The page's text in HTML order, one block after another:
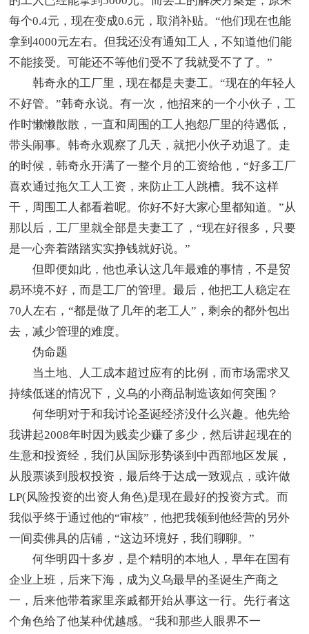
每个0.4元，现在变成0.6元，取消补贴。“他们现在也能
拿到4000元左右。但我还没有通知工人，不知道他们能
不能接受。可能还不等他们受不了我就受不了了。”
韩奇永的工厂里，现在都是夫妻工。“现在的年轻人
不好管。”韩奇永说。有一次，他招来的一个小伙子，工
作时懒懒散散，一直和周围的工人抱怨厂里的待遇低，
带头闹事。韩奇永观察了几天，就把小伙子劝退了。走
的时候，韩奇永开满了一整个月的工资给他，“好多工厂
喜欢通过拖欠工人工资，来防止工人跳槽。我不这样
干，周围工人都看着呢。你好不好大家心里都知道。”从
那以后，工厂里就全部是夫妻工了，“现在好很多，只要
是一心奔着踏踏实实挣钱就好说。”
但即便如此，他也承认这几年最难的事情，不是贸
易环境不好，而是工厂的管理。最后，他把工人稳定在
70人左右，“都是做了几年的老工人”，剩余的都外包出
去，减少管理的难度。
伪命题
当土地、人工成本超过应有的比例，而市场需求又
持续低迷的情况下，义乌的小商品制造该如何突围？
何华明对于和我讨论圣诞经济没什么兴趣。他先给
我讲起2008年时因为贱卖少赚了多少，然后讲起现在的
生意和投资经，我们从国际形势谈到中西部地区发展，
从股票谈到股权投资，最后终于达成一致观点，或许做
LP(风险投资的出资人角色)是现在最好的投资方式。而
我似乎终于通过他的“审核”，他把我领到他经营的另外
一间卖佛具的店铺，“这边环境好，我们聊聊。”
何华明四十多岁，是个精明的本地人，早年在国有
企业上班，后来下海，成为义乌最早的圣诞生产商之
一，后来他带着家里亲戚都开始从事这一行。先行者这
个角色给了他某种优越感。“我和那些人眼界不一